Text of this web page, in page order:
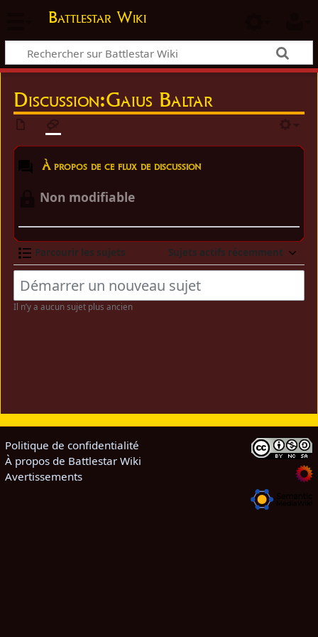
Battlestar Wiki
Discussion:Gaius Baltar
À propos de ce flux de discussion
Non modifiable
Parcourir les sujets Sujets actifs récemment
Il n’y a aucun sujet plus ancien
Politique de confidentialité
À propos de Battlestar Wiki
Avertissements